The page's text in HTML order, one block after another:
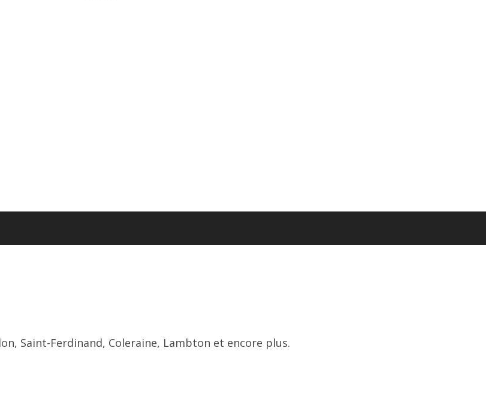
Saint-Ferdinand, Coleraine, Lambton et encore plus.